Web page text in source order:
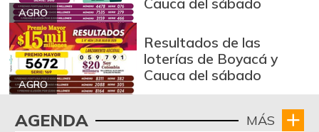
AGRO
AGRO
Resultados de las
loterías de Boyacá y
Cauca del sábado
AGENDA MÁS